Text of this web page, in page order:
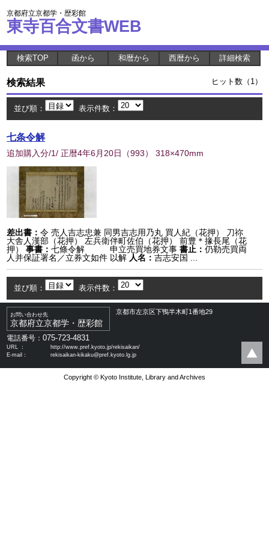
京都府立京都学・歴彩館
東寺百合文書WEB
検索TOP 函から 和暦から 西暦から 詳細検索
検索結果 ヒット数（1）
並び順： 表示件数：
七条令解
追加購入分/1/ 正暦4年6月20日 （993） 318×470mm
差出書：令 売人吉志忠兼 同男吉志用乃丸 買人紀（花押） 刀祢
大舎人漢部（花押） 左兵衛伴町佐伯（花押） 前豊＊掾長尾（花
押）
事書：七條令解 申立売買地券文事書止：仍勒売買両
人并保証署名／立券文如件 以解 人名：吉志安国 ...
並び順： 表示件数：
お問い合わせ先
京都府立京都学・歴彩館
京都市左京区下鴨半木町1番地29
電話番号：075-723-4831
URL ：
http://www.pref.kyoto.jp/rekisaikan/
E-mail：
rekisaikan-kikaku@pref.kyoto.lg.jp
Copyright © Kyoto Institute, Library and Archives